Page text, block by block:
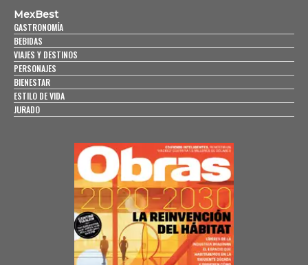
MexBest
GASTRONOMÍA
BEBIDAS
VIAJES Y DESTINOS
PERSONAJES
BIENESTAR
ESTILO DE VIDA
JURADO